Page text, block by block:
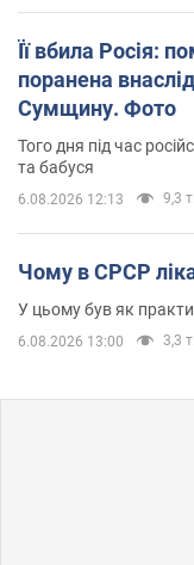
Її вбила Росія:
поранена
Сумщину. Фото
Того дня під час
та бабуся
6.08.2026 12:13 9,3 т.
Чому в СРСР
У цьому був як
6.08.2026 13:00 3,3 т.